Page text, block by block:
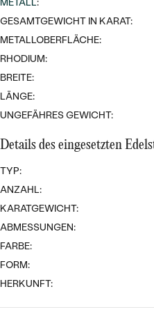
MIT EDELSTEIN
NACH MATERIAL
GOLD
PLATIN
SCHMUCK MIT LAB
DIAMANTEN
PERLENSCHMUCK
PERSONALISIERT
SYMBOLISCH
MINIMALISTISCH
MIT STERNZEICHEN
LUXURIÖSE
LUXURIÖSE
METALL:
GESAMTGEWICHT IN KARAT:
METALLOBERFLÄCHE:
RHODIUM:
BREITE:
LÄNGE:
UNGEFÄHRES GEWICHT:
Details des eingesetzten
TYP:
ANZAHL:
KARATGEWICHT:
ABMESSUNGEN:
FARBE:
FORM:
HERKUNFT: